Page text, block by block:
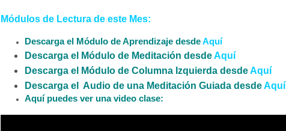
Módulos de Lectura de este Mes:
Descarga el Módulo de Aprendizaje desdeAquí
Descarga el Módulo de Meditación desdeAquí
Descarga el Módulo de Columna Izquierda desdeAquí
Descarga el Audio de una Meditación Guiada desdeAquí
Aquí puedes ver una video clase: